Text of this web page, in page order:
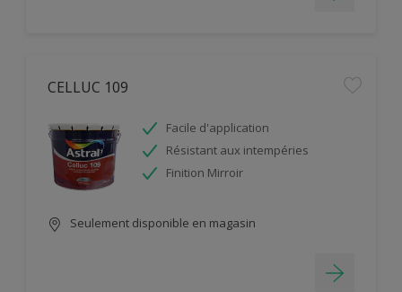
CELLUC 109
Facile d'application
Résistant aux intempéries
Finition Mirroir
Seulement disponible en magasin